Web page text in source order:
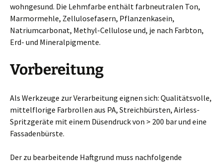
wohngesund. Die Lehmfarbe enthält farbneutralen Ton,
Marmormehle, Zellulosefasern, Pflanzenkasein,
Natriumcarbonat, Methyl-Cellulose und, je nach Farbton,
Erd- und Mineralpigmente.
Vorbereitung
Als Werkzeuge zur Verarbeitung eignen sich: Qualitätsvolle,
mittelflorige Farbrollen aus PA, Streichbürsten, Airless-
Spritzgeräte mit einem Düsendruck von > 200 bar und eine
Fassadenbürste.
Der zu bearbeitende Haftgrund muss nachfolgende